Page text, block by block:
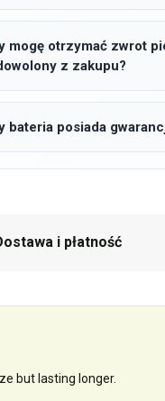
mogę otrzymać zwrot
z zakupu?
bateria posiada
i płatność
but lasting longer.